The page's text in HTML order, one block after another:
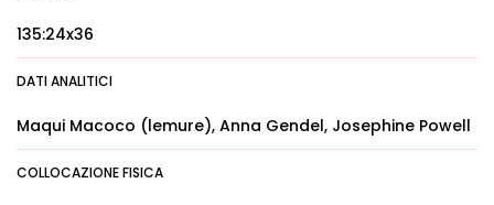
135:24x36
DATI ANALITICI
Maqui Macoco (lemure), Anna Gendel, Josephine Powell
COLLOCAZIONE FISICA